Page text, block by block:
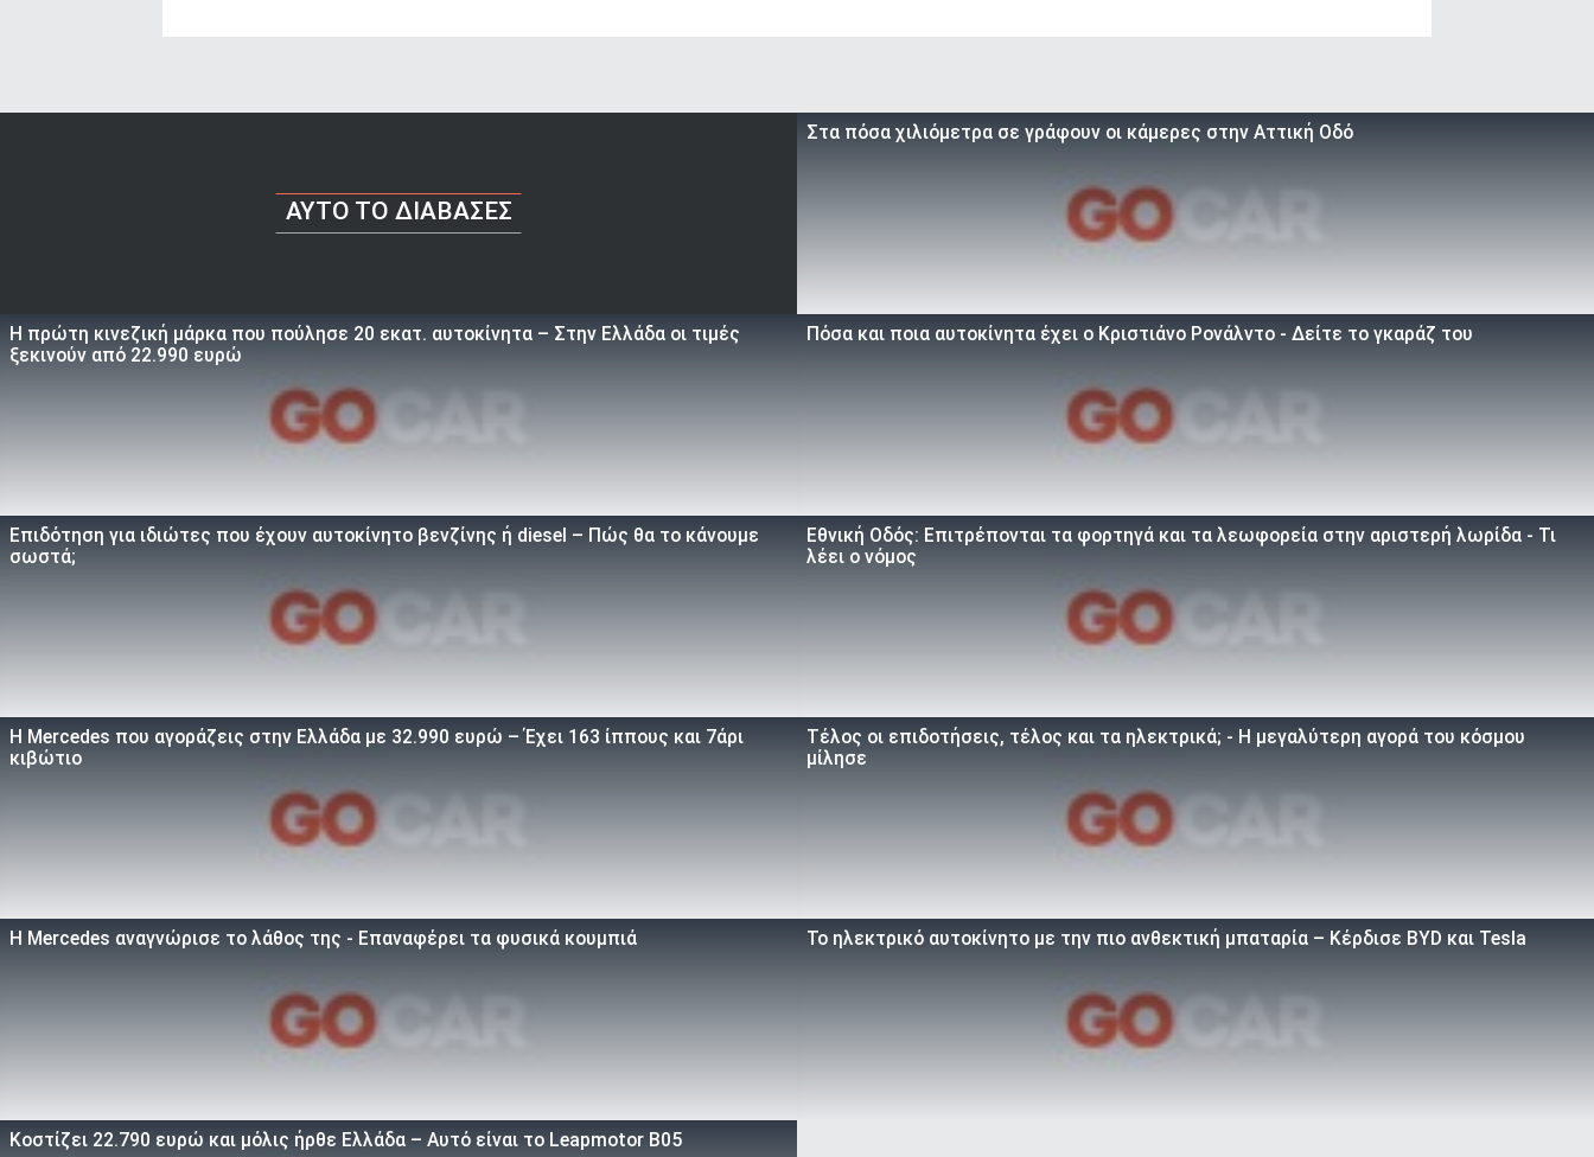
AYTO TO ΔΙΑΒΑΣΕΣ
Στα πόσα χιλιόμετρα σε γράφουν οι κάμερες στην Αττική Οδό
Η πρώτη κινεζική μάρκα που πούλησε 20 εκατ. αυτοκίνητα – Στην Ελλάδα οι τιμές
ξεκινούν από 22.990 ευρώ
Πόσα και ποια αυτοκίνητα έχει ο Κριστιάνο Ρονάλντο - Δείτε το γκαράζ του
Επιδότηση για ιδιώτες που έχουν αυτοκίνητο βενζίνης ή diesel – Πώς θα το κάνουμε
σωστά;
Εθνική Οδός: Επιτρέπονται τα φορτηγά και τα λεωφορεία στην αριστερή λωρίδα - Τι
λέει ο νόμος
Η Mercedes που αγοράζεις στην Ελλάδα με 32.990 ευρώ – Έχει 163 ίππους και 7άρι
κιβώτιο
Τέλος οι επιδοτήσεις, τέλος και τα ηλεκτρικά; - Η μεγαλύτερη αγορά του κόσμου
μίλησε
Η Mercedes αναγνώρισε το λάθος της - Επαναφέρει τα φυσικά κουμπιά Το ηλεκτρικό αυτοκίνητο με την πιο ανθεκτική μπαταρία – Κέρδισε BYD και Tesla
Κοστίζει 22.790 ευρώ και μόλις ήρθε Ελλάδα – Αυτό είναι το Leapmotor B05